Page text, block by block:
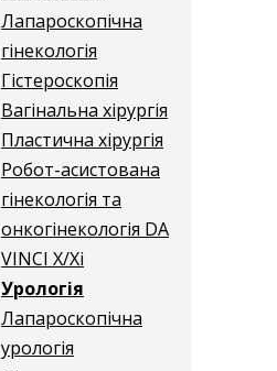
Лапароскопічна
гінекологія
Гістероскопія
Вагінальна хірургія
Пластична хірургія
Робот-асистована
гінекологія та
онкогінекологія DA
VINCI X/Xі
Урологія
Лапароскопічна
урологія